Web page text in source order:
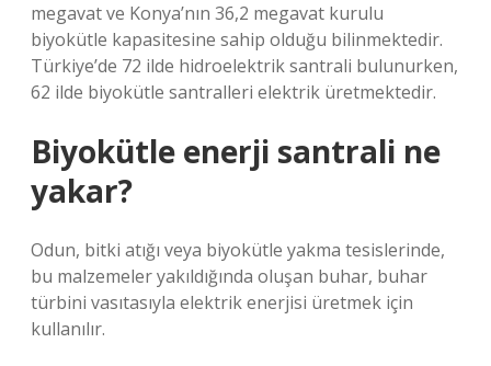
megavat ve Konya’nın 36,2 megavat kurulu
biyokütle kapasitesine sahip olduğu bilinmektedir.
Türkiye’de 72 ilde hidroelektrik santrali bulunurken,
62 ilde biyokütle santralleri elektrik üretmektedir.
Biyokütle enerji santrali ne
yakar?
Odun, bitki atığı veya biyokütle yakma tesislerinde,
bu malzemeler yakıldığında oluşan buhar, buhar
türbini vasıtasıyla elektrik enerjisi üretmek için
kullanılır.